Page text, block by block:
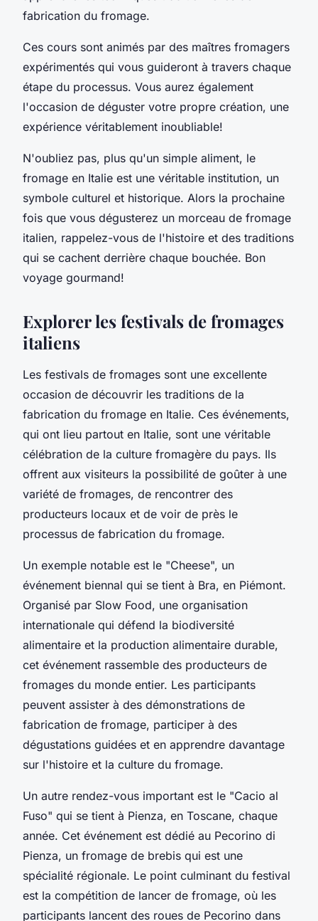
fabrication du fromage.
Ces cours sont animés par des maîtres fromagers
expérimentés qui vous guideront à travers chaque
étape du processus. Vous aurez également
l'occasion de déguster votre propre création, une
expérience véritablement inoubliable!
N'oubliez pas, plus qu'un simple aliment, le
fromage en Italie est une véritable institution, un
symbole culturel et historique. Alors la prochaine
fois que vous dégusterez un morceau de fromage
italien, rappelez-vous de l'histoire et des traditions
qui se cachent derrière chaque bouchée. Bon
voyage gourmand!
Explorer les festivals de fromages
italiens
Les festivals de fromages sont une excellente
occasion de découvrir les traditions de la
fabrication du fromage en Italie. Ces événements,
qui ont lieu partout en Italie, sont une véritable
célébration de la culture fromagère du pays. Ils
offrent aux visiteurs la possibilité de goûter à une
variété de fromages, de rencontrer des
producteurs locaux et de voir de près le
processus de fabrication du fromage.
Un exemple notable est le "Cheese", un
événement biennal qui se tient à Bra, en Piémont.
Organisé par Slow Food, une organisation
internationale qui défend la biodiversité
alimentaire et la production alimentaire durable,
cet événement rassemble des producteurs de
fromages du monde entier. Les participants
peuvent assister à des démonstrations de
fabrication de fromage, participer à des
dégustations guidées et en apprendre davantage
sur l'histoire et la culture du fromage.
Un autre rendez-vous important est le "Cacio al
Fuso" qui se tient à Pienza, en Toscane, chaque
année. Cet événement est dédié au Pecorino di
Pienza, un fromage de brebis qui est une
spécialité régionale. Le point culminant du festival
est la compétition de lancer de fromage, où les
participants lancent des roues de Pecorino dans